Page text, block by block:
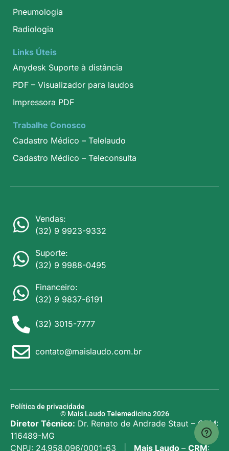
Pneumologia
Radiologia
Links Úteis
Anydesk Suporte à distância
PDF – Visualizador para laudos
Impressora PDF
Trabalhe Conosco
Cadastro Médico – Telelaudo
Cadastro Médico – Teleconsulta
Vendas:
(32) 9 9923-9332
Suporte:
(32) 9 9988-0495
Financeiro:
(32) 9 9837-6191
(32) 3015-7777
contato@maislaudo.com.br
Diretor Técnico: Dr. Renato de Andrade Staut – CRM:
116489-MG
CNPJ: 24.958.096/0001-63 | Mais Laudo – CRM:
Política de privacidade
© Mais Laudo Telemedicina 2026